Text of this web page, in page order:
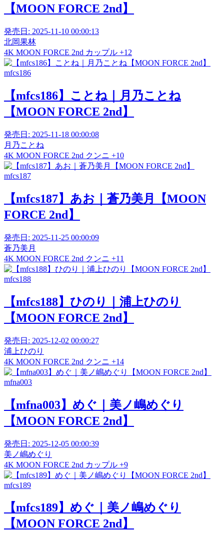
【MOON FORCE 2nd】
発売日: 2025-11-10 00:00:13
北岡果林
4K MOON FORCE 2nd カップル +12
mfcs186
【mfcs186】ことね｜月乃ことね
【MOON FORCE 2nd】
発売日: 2025-11-18 00:00:08
月乃ことね
4K MOON FORCE 2nd クンニ +10
mfcs187
【mfcs187】あお｜蒼乃美月【MOON
FORCE 2nd】
発売日: 2025-11-25 00:00:09
蒼乃美月
4K MOON FORCE 2nd クンニ +11
mfcs188
【mfcs188】ひのり｜浦上ひのり
【MOON FORCE 2nd】
発売日: 2025-12-02 00:00:27
浦上ひのり
4K MOON FORCE 2nd クンニ +14
mfna003
【mfna003】めぐ｜美ノ嶋めぐり
【MOON FORCE 2nd】
発売日: 2025-12-05 00:00:39
美ノ嶋めぐり
4K MOON FORCE 2nd カップル +9
mfcs189
【mfcs189】めぐ｜美ノ嶋めぐり
【MOON FORCE 2nd】